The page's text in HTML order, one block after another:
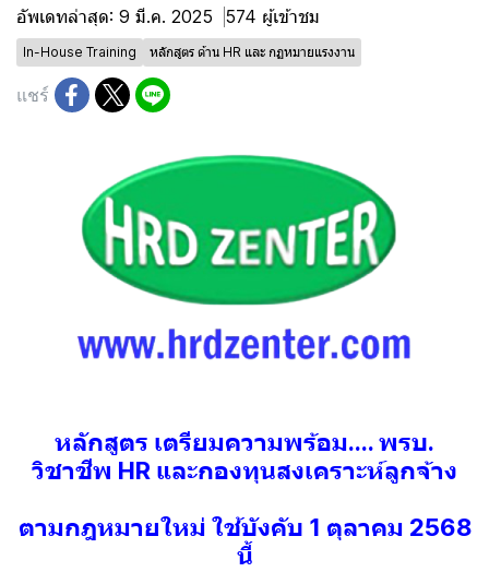
อัพเดทล่าสุด: 9 มี.ค. 2025 574 ผู้เข้าชม
In-House Training หลักสูตร ด้าน HR และ กฏหมายแรงงาน
แชร์
หลักสูตร เตรียมความพร้อม.... พรบ.
วิชาชีพ HR และกองทุนสงเคราะห์ลูกจ้าง
ตามกฎหมายใหม่ ใช้บังคับ 1 ตุลาคม 2568
นี้